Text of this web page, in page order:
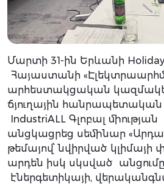
Մարտի 31-ին Երևանի
Հայաստանի
արհեստակցական
ճյուղային հանրապետական
IndustriALL Գլոբալ
անցկացրեց սեմինար
թեմայով՝ նվիրված կլիմայի
արդեն իսկ սկսված
էներգետիկայի,